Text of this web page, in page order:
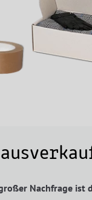
Nachfrage